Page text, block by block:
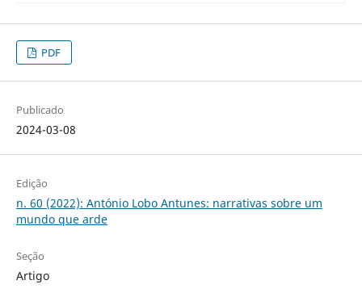
PDF
Publicado
2024-03-08
Edição
n. 60 (2022): António Lobo Antunes: narrativas sobre um
mundo que arde
Seção
Artigo